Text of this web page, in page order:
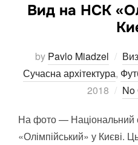
Вид на НСК
by Pavlo Miadzel
Сучасна архітектура,
2018
No
На фото — Національний
«Олімпійський» у Києві.